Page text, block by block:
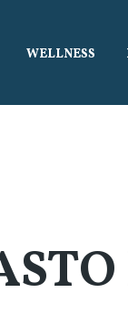
WELLNESS